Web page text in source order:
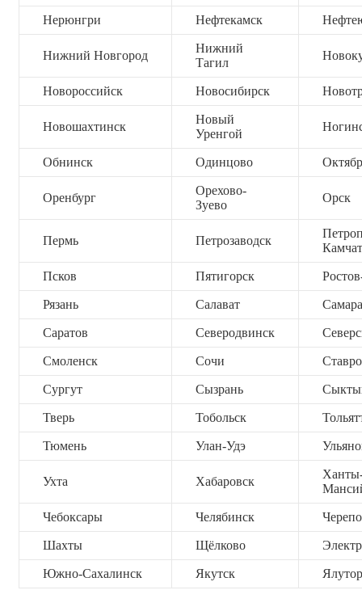
Нерюнгри Нефтекамск
Нижний Новгород
Нижний
Тагил
Новороссийск Новосибирск
Новошахтинск
Новый
Уренгой
Обнинск Одинцово
Оренбург
Орехово-
Зуево
Орск
Пермь Петрозаводск
Псков Пятигорск
Рязань Салават Самара
Саратов Северодвинск
Смоленск Сочи
Сургут Сызрань
Тверь Тобольск
Тюмень Улан-Удэ
Ухта Хабаровск
Чебоксары Челябинск
Шахты Щёлково
Южно-Сахалинск Якутск